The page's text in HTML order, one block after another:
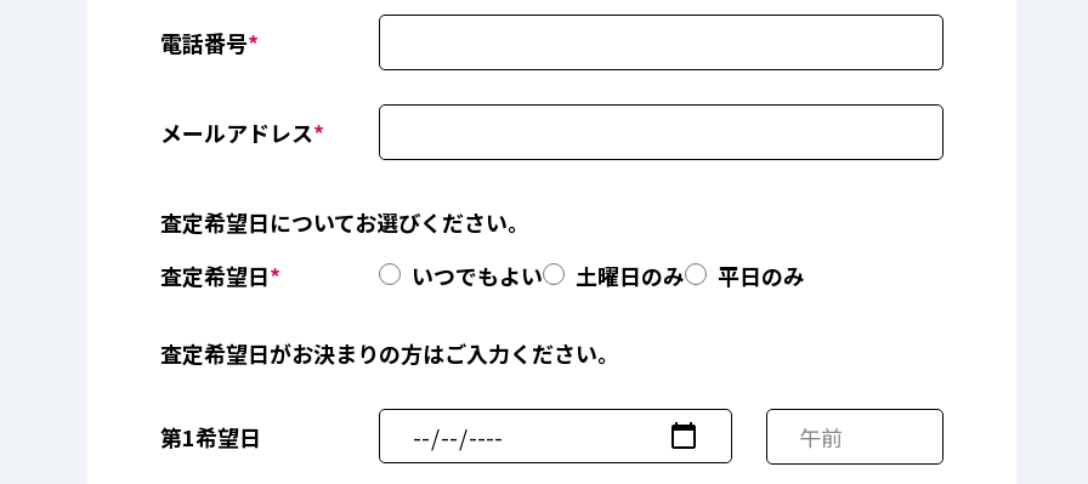
電話番号*
メールアドレス*
査定希望日についてお選びください。
査定希望日* いつでもよい 土曜日のみ 平日のみ
査定希望日がお決まりの方はご入力ください。
第1希望日